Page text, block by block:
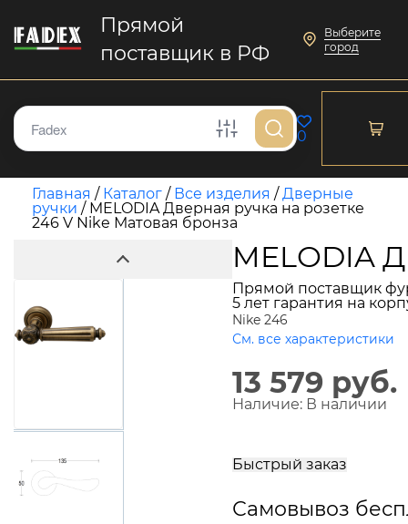
Прямой
поставщик в РФ
Выберите
город
0
Главная / Каталог / Все изделия /Дверные
ручки / MELODIA Дверная ручка на розетке
246 V Nike Матовая бронза
MELODIA
Прямой поставщик
5 лет гарантия на
Nike 246
См. все характеристики
13 579 руб.
Наличие: В наличии
Быстрый заказ
Самовывоз